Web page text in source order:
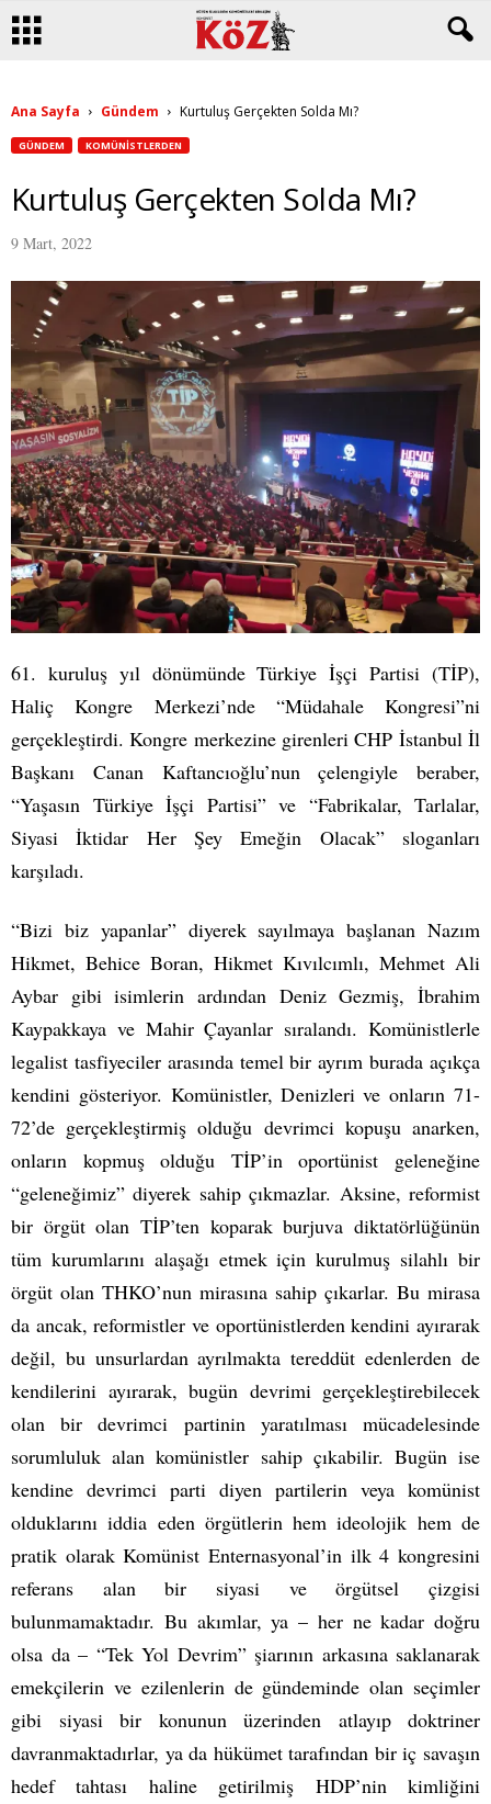
Ana Sayfa Gündem Kurtuluş Gerçekten Solda Mı?
GÜNDEM KOMÜNISTLERDEN
Kurtuluş Gerçekten Solda Mı?
9 Mart, 2022
61. kuruluş yıl dönümünde Türkiye İşçi Partisi (TİP),
Haliç Kongre Merkezi’nde “Müdahale Kongresi”ni
gerçekleştirdi. Kongre merkezine girenleri CHP İstanbul İl
Başkanı Canan Kaftancıoğlu’nun çelengiyle beraber,
“Yaşasın Türkiye İşçi Partisi” ve “Fabrikalar, Tarlalar,
Siyasi İktidar Her Şey Emeğin Olacak” sloganları
karşıladı.
“Bizi biz yapanlar” diyerek sayılmaya başlanan Nazım
Hikmet, Behice Boran, Hikmet Kıvılcımlı, Mehmet Ali
Aybar gibi isimlerin ardından Deniz Gezmiş, İbrahim
Kaypakkaya ve Mahir Çayanlar sıralandı. Komünistlerle
legalist tasfiyeciler arasında temel bir ayrım burada açıkça
kendini gösteriyor. Komünistler, Denizleri ve onların 71-
72’de gerçekleştirmiş olduğu devrimci kopuşu anarken,
onların kopmuş olduğu TİP’in oportünist geleneğine
“geleneğimiz” diyerek sahip çıkmazlar. Aksine, reformist
bir örgüt olan TİP’ten koparak burjuva diktatörlüğünün
tüm kurumlarını alaşağı etmek için kurulmuş silahlı bir
örgüt olan THKO’nun mirasına sahip çıkarlar. Bu mirasa
da ancak, reformistler ve oportünistlerden kendini ayırarak
değil, bu unsurlardan ayrılmakta tereddüt edenlerden de
kendilerini ayırarak, bugün devrimi gerçekleştirebilecek
olan bir devrimci partinin yaratılması mücadelesinde
sorumluluk alan komünistler sahip çıkabilir. Bugün ise
kendine devrimci parti diyen partilerin veya komünist
olduklarını iddia eden örgütlerin hem ideolojik hem de
pratik olarak Komünist Enternasyonal’in ilk 4 kongresini
referans alan bir siyasi ve örgütsel çizgisi
bulunmamaktadır. Bu akımlar, ya – her ne kadar doğru
olsa da – “Tek Yol Devrim” şiarının arkasına saklanarak
emekçilerin ve ezilenlerin de gündeminde olan seçimler
gibi siyasi bir konunun üzerinden atlayıp doktriner
davranmaktadırlar, ya da hükümet tarafından bir iç savaşın
hedef tahtası haline getirilmiş HDP’nin kimliğini